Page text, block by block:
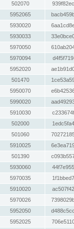
502070
5952065
5930020
5930033
5970050
5970094
5952020
501470
5950070
5990020
5910030
502000
501060
5910025
501390
5930060
5970035
5910020
5970026
5952050
5952025